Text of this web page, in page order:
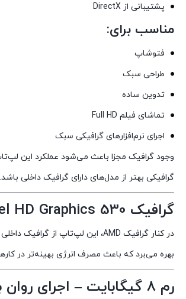
پشتیبانی از DirectX
مناسب برای:
فتوشاپ
طراحی سبک
تدوین ساده
تماشای فیلم Full HD
اجرای نرم‌افزارهای گرافیکی سبک
وجود گرافیک مجزا باعث می‌شود عملکرد این
گرافیکی بهتر از مدل‌های دارای گرافیک داخلی باشد.
گرافیک Intel HD Graphics 530
بهره می‌برد که باعث مصرف انرژی بهینه‌تر در
رم 8 گیگابایت – اجرای روان برنامه‌ها